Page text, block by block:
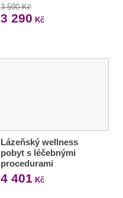
3 590 Kč
3 290 Kč
Lázeňský wellness
pobyt s léčebnými
procedurami
4 401 Kč